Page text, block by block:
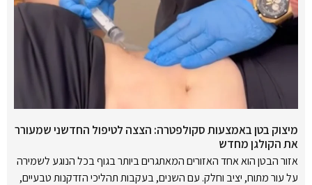
מיצוק בטן באמצעות סקולפטרה: הצצה לטיפול החדשני שמעורר
את הקולגן מחדש
אזור הבטן הוא אחד האזורים המאתגרים ביותר בגוף בכל הנוגע לשמירה
על עור מתוח, יציב וחלק. עם השנים, בעקבות תהליכי הזדקנות טבעיים,